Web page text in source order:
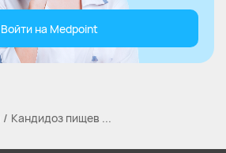
Войти на Medpoint
Кандидоз пищев ...